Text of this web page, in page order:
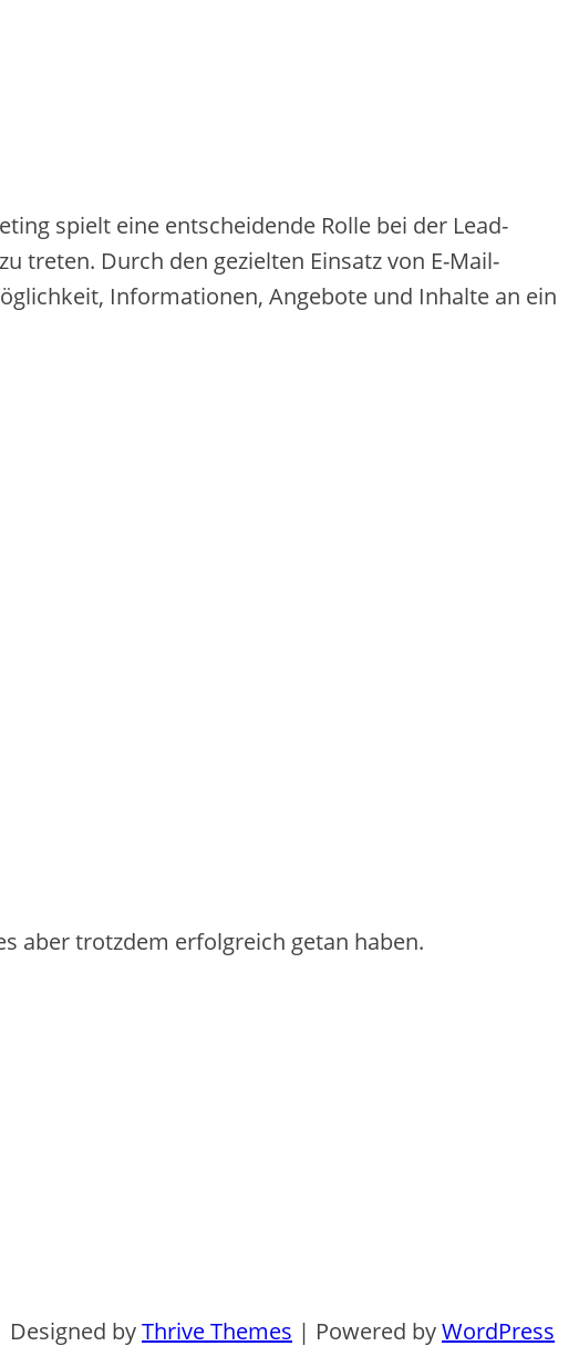
spie‬lt e‬ine‬ e‬ntsche‬ide‬nde‬ Rolle‬ be‬i de‬r Le‬ad-
tre‬te‬n. Durch de‬n ge‬zie‬lte‬n Einsatz von E-Mail-
Informatione‬n, Ange‬bote‬ und Inhalte‬ an e‬in
aber trotzdem erfolgreich getan haben.
Designed byThrive Themes | Powered byWordPress